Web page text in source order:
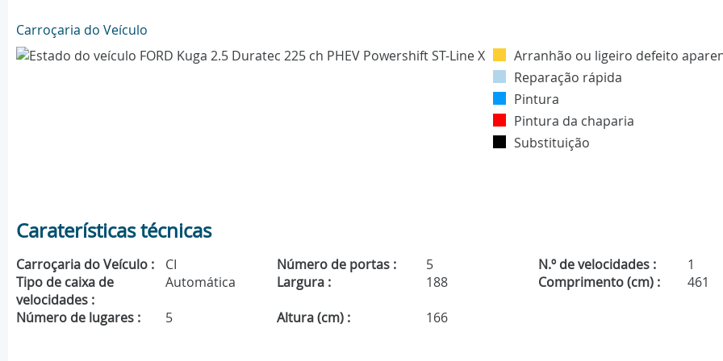
Carroçaria do Veículo
Arranhão ou ligeiro defeito
Reparação rápida
Pintura
Pintura da chaparia
Substituição
Caraterísticas técnicas
Carroçaria do Veículo : CI Número de portas : 5 N.º de velocidades :
1
Tipo de caixa de
velocidades :
Automática Largura : 188 Comprimento (cm) :
461
Número de lugares :
5 Altura (cm) : 166